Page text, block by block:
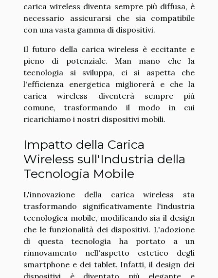
carica wireless diventa sempre più diffusa, è
necessario assicurarsi che sia compatibile
con una vasta gamma di dispositivi.
Il futuro della carica wireless è eccitante e
pieno di potenziale. Man mano che la
tecnologia si sviluppa, ci si aspetta che
l'efficienza energetica migliorerà e che la
carica wireless diventerà sempre più
comune, trasformando il modo in cui
ricarichiamo i nostri dispositivi mobili.
Impatto della Carica
Wireless sull'Industria della
Tecnologia Mobile
L'innovazione della carica wireless sta
trasformando significativamente l'industria
tecnologica mobile, modificando sia il design
che le funzionalità dei dispositivi. L'adozione
di questa tecnologia ha portato a un
rinnovamento nell'aspetto estetico degli
smartphone e dei tablet. Infatti, il design dei
dispositivi è diventato più elegante e